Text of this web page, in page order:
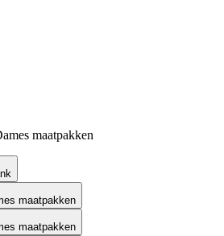
maatpakken
maatpakken
maatpakken